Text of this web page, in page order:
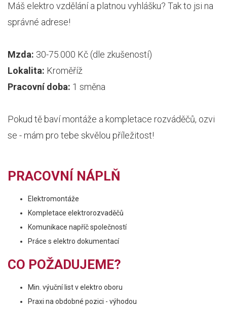
Máš elektro vzdělání a platnou vyhlášku? Tak to jsi na
správné adrese!
Mzda: 30-75.000 Kč (dle zkušeností)
Lokalita: Kroměříž
Pracovní doba: 1 směna
Pokud tě baví montáže a kompletace rozváděčů, ozvi
se - mám pro tebe skvělou příležitost!
PRACOVNÍ NÁPLŇ
Elektromontáže
Kompletace elektrorozvaděčů
Komunikace napříč společností
Práce s elektro dokumentací
CO POŽADUJEME?
Min. výuční list v elektro oboru
Praxi na obdobné pozici - výhodou